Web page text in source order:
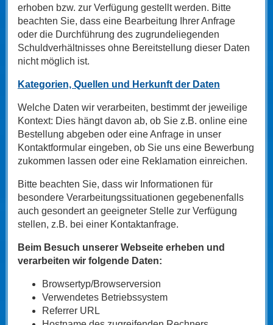
erhoben bzw. zur Verfügung gestellt werden. Bitte
beachten Sie, dass eine Bearbeitung Ihrer Anfrage
oder die Durchführung des zugrundeliegenden
Schuldverhältnisses ohne Bereitstellung dieser Daten
nicht möglich ist.
Kategorien, Quellen und Herkunft der Daten
Welche Daten wir verarbeiten, bestimmt der jeweilige
Kontext: Dies hängt davon ab, ob Sie z.B. online eine
Bestellung abgeben oder eine Anfrage in unser
Kontaktformular eingeben, ob Sie uns eine Bewerbung
zukommen lassen oder eine Reklamation einreichen.
Bitte beachten Sie, dass wir Informationen für
besondere Verarbeitungssituationen gegebenenfalls
auch gesondert an geeigneter Stelle zur Verfügung
stellen, z.B. bei einer Kontaktanfrage.
Beim Besuch unserer Webseite erheben und
verarbeiten wir folgende Daten:
Browsertyp/Browserversion
Verwendetes Betriebssystem
Referrer URL